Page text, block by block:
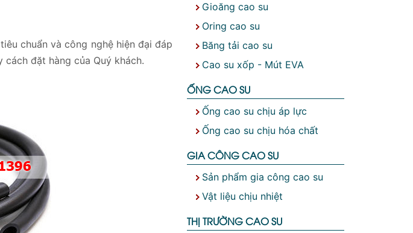
chuẩn và công nghệ hiện đại đáp
đặt hàng của Quý khách.
Gioăng cao su
Oring cao su
Băng tải cao su
Cao su xốp - Mút EVA
ỐNG CAO SU
Ống cao su chịu áp lực
Ống cao su chịu hóa chất
GIA CÔNG CAO SU
Sản phẩm gia công cao su
Vật liệu chịu nhiệt
THỊ TRƯỜNG CAO SU